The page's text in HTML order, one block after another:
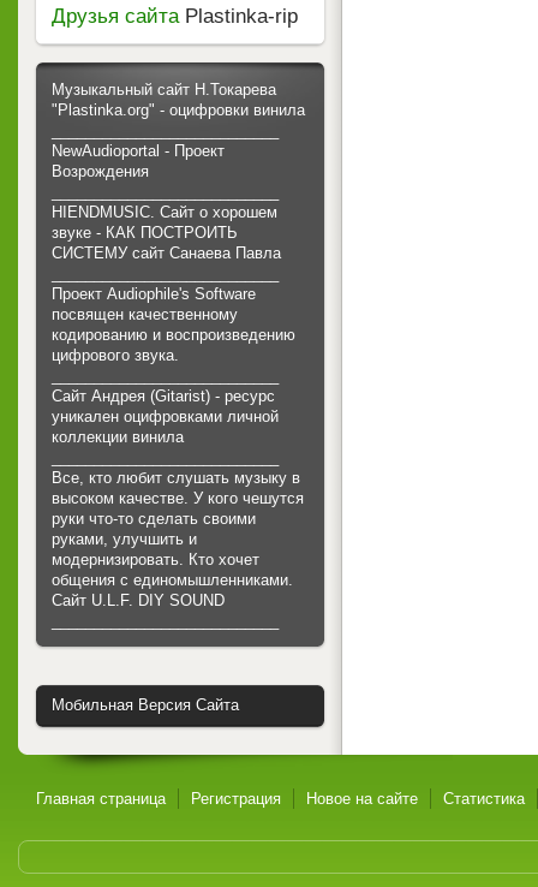
Друзья сайтаPlastinka-rip
Музыкальный сайт Н.Токарева
"Plastinka.org" - оцифровки винила
NewAudioportal - Проект
Возрождения
HIENDMUSIC. Сайт о хорошем
звуке - КАК ПОСТРОИТЬ
СИСТЕМУ сайт Санаева Павла
Проект Audiophile's Software
посвящен качественному
кодированию и воспроизведению
цифрового звука.
Сайт Андрея (Gitarist) - ресурс
уникален оцифровками личной
коллекции винила
Все, кто любит слушать музыку в
высоком качестве. У кого чешутся
руки что-то сделать своими
руками, улучшить и
модернизировать. Кто хочет
общения с единомышленниками.
Cайт U.L.F. DIY SOUND
Мобильная Версия Сайта
Главная страница Регистрация Новое на сайте Статистика